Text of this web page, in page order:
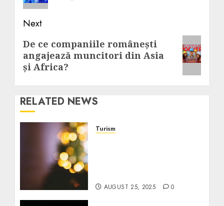
Next
Next
post:
De ce companiile românești
angajează muncitori din Asia
și Africa?
RELATED NEWS
Turism
AUGUST 25, 2025 0